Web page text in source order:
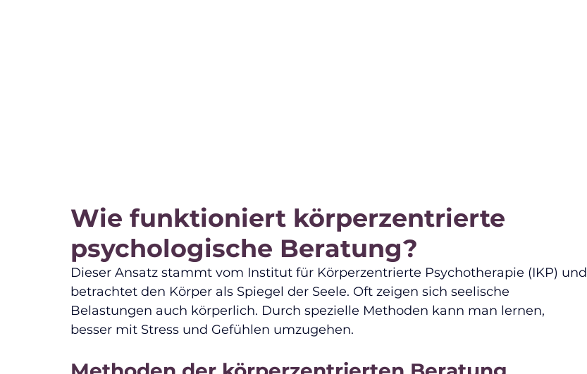
Wie funktioniert körperzentrierte
psychologische Beratung?
Dieser Ansatz stammt vom Institut für Körperzentrierte Psychotherapie (IKP) und
betrachtet den Körper als Spiegel der Seele. Oft zeigen sich seelische
Belastungen auch körperlich. Durch spezielle Methoden kann man lernen,
besser mit Stress und Gefühlen umzugehen.